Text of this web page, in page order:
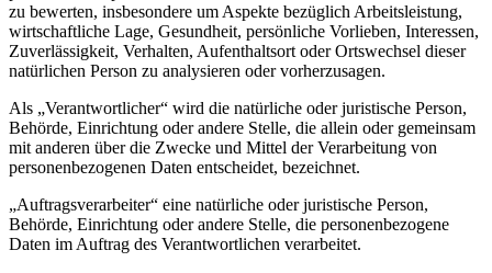
zu bewerten, insbesondere um Aspekte bezüglich Arbeitsleistung,
wirtschaftliche Lage, Gesundheit, persönliche Vorlieben, Interessen,
Zuverlässigkeit, Verhalten, Aufenthaltsort oder Ortswechsel dieser
natürlichen Person zu analysieren oder vorherzusagen.
Als „Verantwortlicher“ wird die natürliche oder juristische Person,
Behörde, Einrichtung oder andere Stelle, die allein oder gemeinsam
mit anderen über die Zwecke und Mittel der Verarbeitung von
personenbezogenen Daten entscheidet, bezeichnet.
„Auftragsverarbeiter“ eine natürliche oder juristische Person,
Behörde, Einrichtung oder andere Stelle, die personenbezogene
Daten im Auftrag des Verantwortlichen verarbeitet.